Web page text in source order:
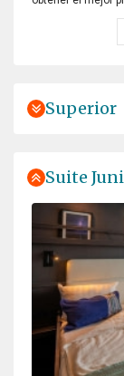
Superior
Suite